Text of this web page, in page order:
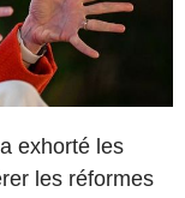
exhorté les
les réformes